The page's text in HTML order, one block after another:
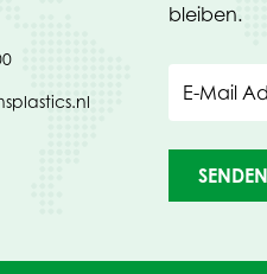
bleiben.
E-Mail
SENDEN